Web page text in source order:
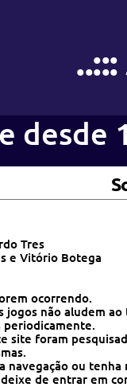
desde
Tres
e Vitório Botega
ocorrendo.
jogos não aludem
periodicamente.
site foram
navegação ou tenha
de entrar em